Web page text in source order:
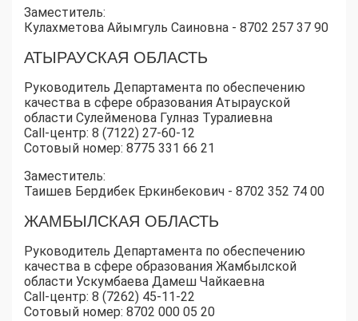
Заместитель:
Кулахметова Айымгуль Саиновна - 8702 257 37 90
АТЫРАУСКАЯ ОБЛАСТЬ
Руководитель Департамента по обеспечению
качества в сфере образования Атырауской
области Сулейменова Гулназ Туралиевна
Call-центр: 8 (7122) 27-60-12
Сотовый номер: 8775 331 66 21
Заместитель:
Таишев Бердибек Еркинбекович - 8702 352 74 00
ЖАМБЫЛСКАЯ ОБЛАСТЬ
Руководитель Департамента по обеспечению
качества в сфере образования Жамбылской
области Ускумбаева Дамеш Чайкаевна
Call-центр: 8 (7262) 45-11-22
Сотовый номер: 8702 000 05 20